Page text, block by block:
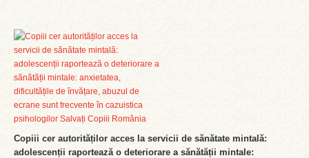
Copiii cer autorităților acces la servicii de sănătate mintală:
adolescenții raportează o deteriorare a sănătății mintale: